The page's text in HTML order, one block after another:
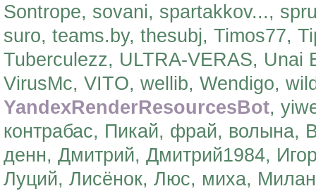
Sontrope, sovani, spartakkov...,
suro, teams.by, thesubj, Timos77,
Tuberculezz, ULTRA-VERAS, Unai
VirusMc, VITO, wellib, Wendigo,
YandexRenderResourcesBot,
контрабас, Пикай, фрай, волына,
денн, Дмитрий, Дмитрий1984,
Луций, Лисёнок, Люс, миха,